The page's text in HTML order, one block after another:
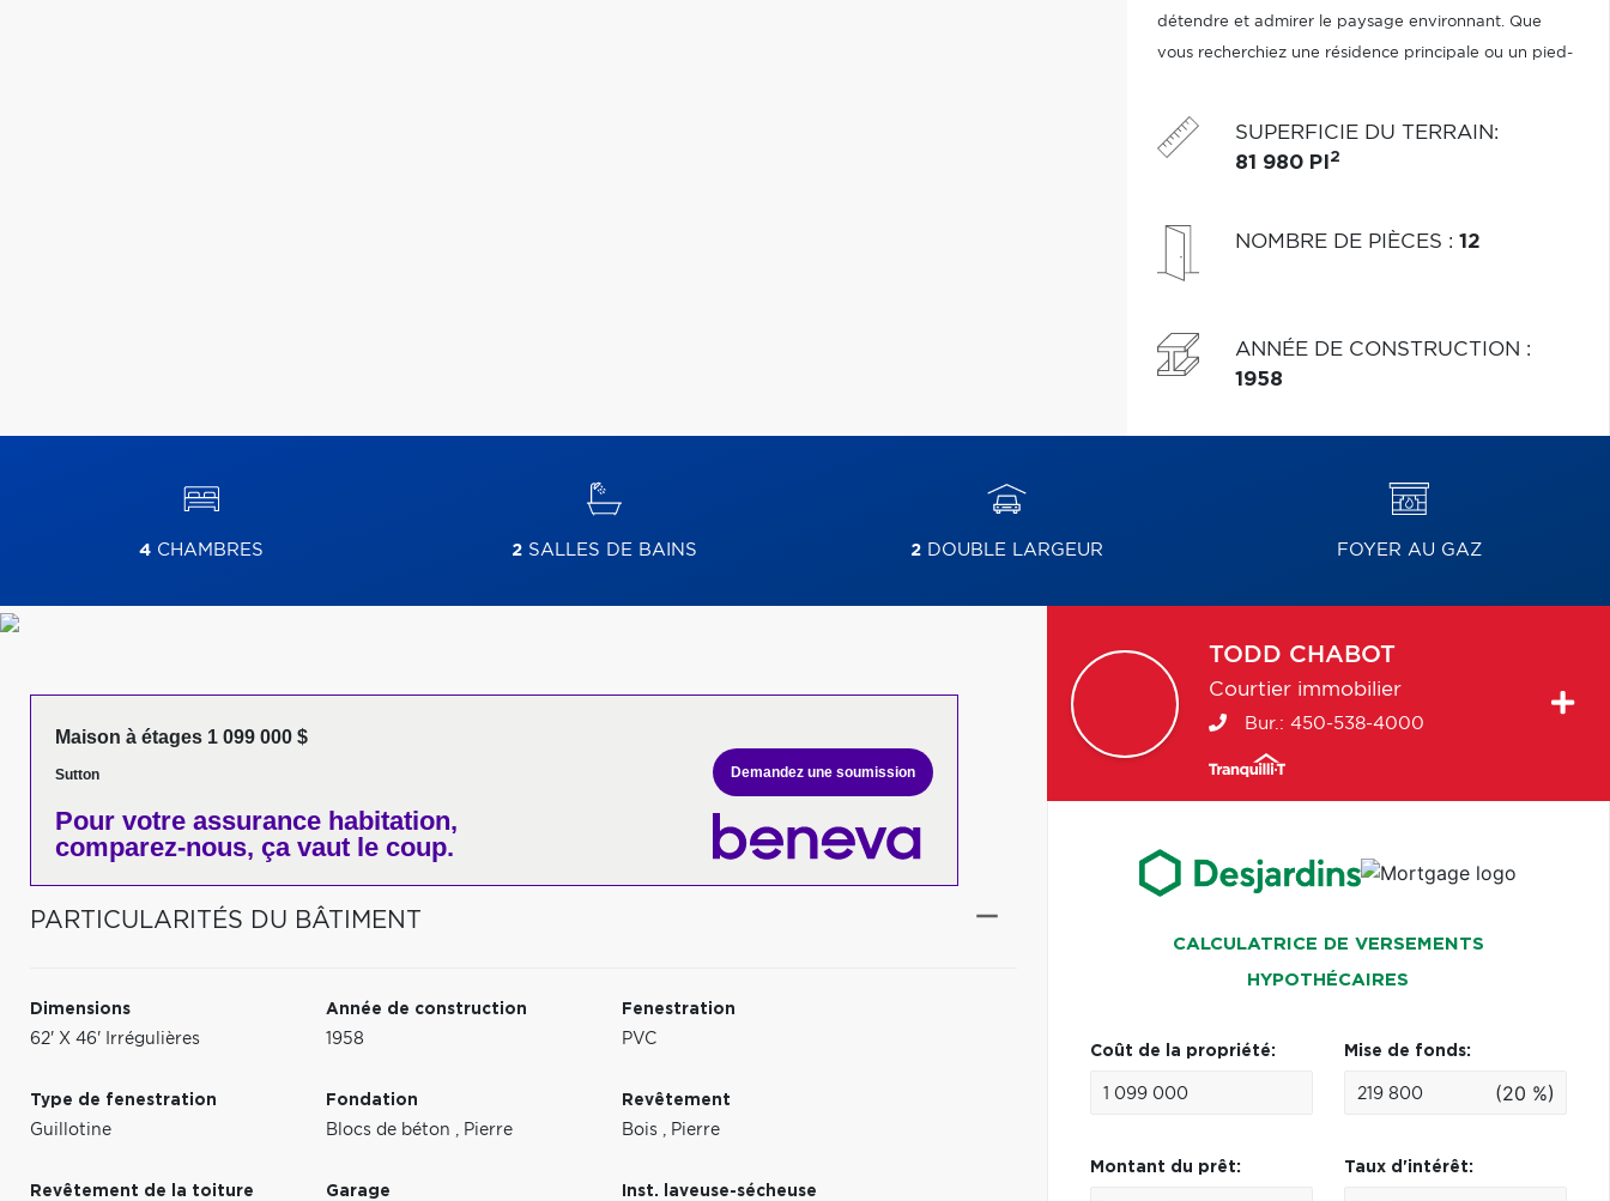
détendre et admirer le paysage environnant. Que
vous recherchiez une résidence principale ou un pied-
charme et beauté.
SUPERFICIE DU TERRAIN:
81 980 PI 2
NOMBRE DE PIÈCES : 12
ANNÉE DE CONSTRUCTION :
1958
4 CHAMBRES 2SALLES DE BAINS 2DOUBLE LARGEUR FOYER AU GAZ
Maison à étages 1 099 000 $
Sutton
Pour votre assurance habitation,
comparez-nous, ça vaut le coup.
Demandez une soumission
PARTICULARITÉS DU BÂTIMENT
Dimensions
62' X 46' Irrégulières
Année de construction
1958
Fenestration
PVC
Type de fenestration
Guillotine
Fondation
Blocs de béton , Pierre
Revêtement
Bois , Pierre
Revêtement de la toiture
Garage
Inst. laveuse-sécheuse
TODD CHABOT
Courtier immobilier
Bur.: 450-538-4000
CALCULATRICE DE VERSEMENTS
HYPOTHÉCAIRES
Coût de la propriété: Mise de fonds:
(20 %)
Montant du prêt: Taux d'intérêt: